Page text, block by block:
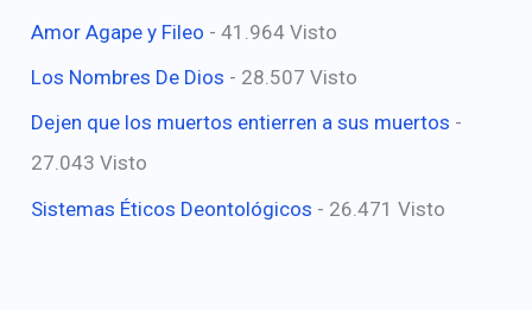
Amor Agape y Fileo - 41.964 Visto
Los Nombres De Dios - 28.507 Visto
Dejen que los muertos entierren a sus muertos -
27.043 Visto
Sistemas Éticos Deontológicos - 26.471 Visto